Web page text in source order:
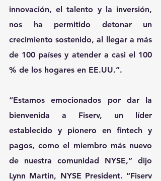
innovación, el talento y la inversión,
nos ha permitido detonar un
crecimiento sostenido, al llegar a más
de 100 países y atender a casi el 100
% de los hogares en EE.UU.”.
“Estamos emocionados por dar la
bienvenida a Fiserv, un líder
establecido y pionero en fintech y
pagos, como el miembro más nuevo
de nuestra comunidad NYSE,” dijo
Lynn Martin, NYSE President. “Fiserv